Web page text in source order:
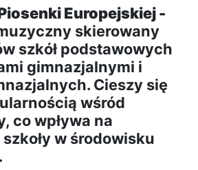
Europejskiej -
skierowany
szkół podstawowych
gimnazjalnymi i
Cieszy się
wśród
co wpływa na
w środowisku